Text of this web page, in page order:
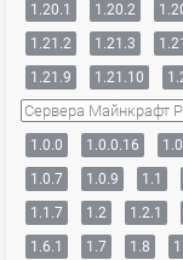
1.20.1
1.20.2
1.21.2
1.21.3
1.21.9
1.21.10
Сервера Майнкрафт
1.0.0
1.0.0.16
1.0.7
1.0.9 1.1
1.1.7
1.2 1.2.1
1.6.1
1.7 1.8